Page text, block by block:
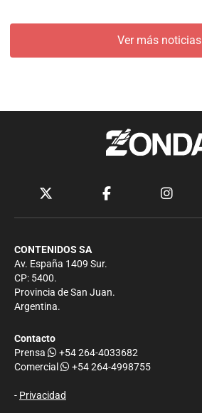
Ver más noticias
CONTENIDOS SA
Av. España 1409 Sur.
CP: 5400.
Provincia de San Juan.
Argentina.
Contacto
Prensa
+54 264-4033682
Comercial
+54 264-4998755
- Privacidad